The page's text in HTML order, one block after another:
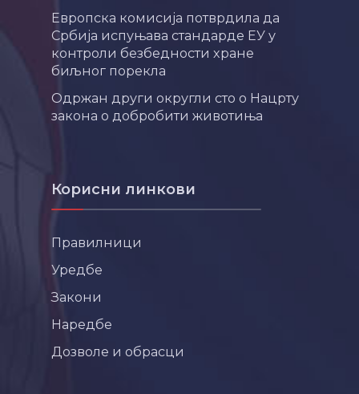
Европска комисија потврдила да
Србија испуњава стандарде ЕУ у
контроли безбедности хране
биљног порекла
Одржан други округли сто о Нацрту
закона о добробити животиња
Корисни линкови
Правилници
Уредбе
Закони
Наредбе
Дозволе и обрасци